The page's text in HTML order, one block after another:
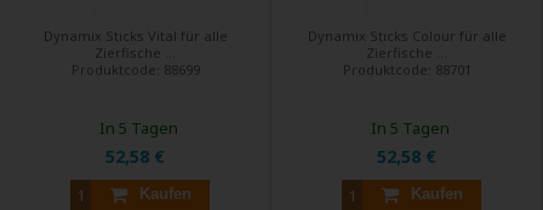
Dynamix Sticks Vital für alle
Zierfische ...
Produktcode: 88699
52,58 €
Kaufen
In 5 Tagen
Dynamix Sticks Colour für alle
Zierfische ...
Produktcode: 88701
52,58 €
Kaufen
In 5 Tagen